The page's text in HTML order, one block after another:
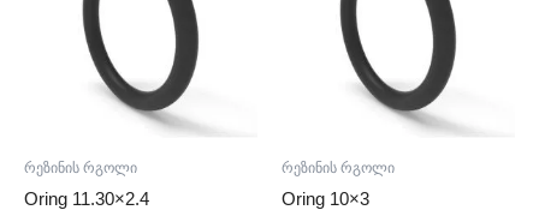
რეზინის რგოლი
Oring 11.30×2.4
რეზინის რგოლი
Oring 10×3